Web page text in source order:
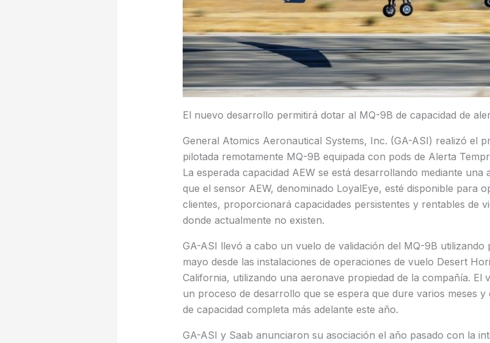
El nuevo desarrollo permitirá dotar al MQ-9B de capacidad de
General Atomics Aeronautical Systems, Inc. (GA-ASI) realizó el
pilotada remotamente MQ-9B equipada con pods de Alerta
La esperada capacidad AEW se está desarrollando mediante
que el sensor AEW, denominado LoyalEye, esté disponible para
clientes, proporcionará capacidades persistentes y rentables de
donde actualmente no existen.
GA-ASI llevó a cabo un vuelo de validación del MQ-9B utilizando
mayo desde las instalaciones de operaciones de vuelo Desert
California, utilizando una aeronave propiedad de la compañía. El
un proceso de desarrollo que se espera que dure varios meses
de capacidad completa más adelante este año.
GA-ASI y Saab anunciaron su asociación el año pasado con la